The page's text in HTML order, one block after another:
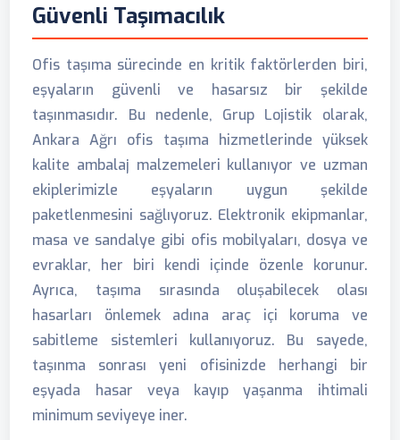
Güvenli Taşımacılık
Ofis taşıma sürecinde en kritik faktörlerden biri,
eşyaların güvenli ve hasarsız bir şekilde
taşınmasıdır. Bu nedenle, Grup Lojistik olarak,
Ankara Ağrı ofis taşıma hizmetlerinde yüksek
kalite ambalaj malzemeleri kullanıyor ve uzman
ekiplerimizle eşyaların uygun şekilde
paketlenmesini sağlıyoruz. Elektronik ekipmanlar,
masa ve sandalye gibi ofis mobilyaları, dosya ve
evraklar, her biri kendi içinde özenle korunur.
Ayrıca, taşıma sırasında oluşabilecek olası
hasarları önlemek adına araç içi koruma ve
sabitleme sistemleri kullanıyoruz. Bu sayede,
taşınma sonrası yeni ofisinizde herhangi bir
eşyada hasar veya kayıp yaşanma ihtimali
minimum seviyeye iner.